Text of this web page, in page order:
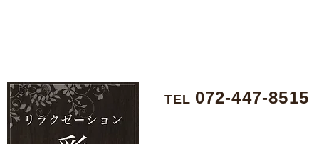
TEL 072-447-8515